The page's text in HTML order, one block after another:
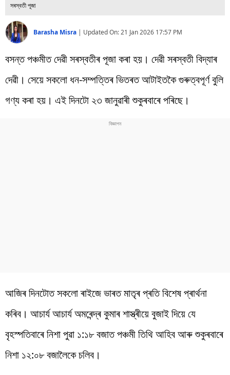
সৰস্বতী পূজা
Barasha Misra | Updated On:21 Jan 2026 17:57 PM
বসন্ত পঞ্চমীত দেৱী সৰস্বতীৰ পূজা কৰা হয়। দেৱী সৰস্বতী বিদ্যাৰ
দেৱী। সেয়ে সকলো ধন-সম্পত্তিৰ ভিতৰত আটাইতকৈ গুৰুত্বপূৰ্ণ বুলি
গণ্য কৰা হয়। এই দিনটো ২৩ জানুৱাৰী শুকুৰবাৰে পৰিছে।
আজিৰ দিনটোত সকলো ৰাইজে ভাৰত মাতৃৰ প্ৰতি বিশেষ প্ৰাৰ্থনা
কৰিব। আচাৰ্য আচাৰ্য অমৰেন্দ্ৰ কুমাৰ শাস্ত্ৰীয়ে বুজাই দিয়ে যে
বৃহস্পতিবাৰে নিশা পুৱা ১:১৮ বজাত পঞ্চমী তিথি আহিব আৰু শুকুৰবাৰে
নিশা ১২:০৮ বজালৈকে চলিব।